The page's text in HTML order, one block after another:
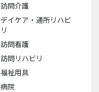
訪問介護
デイケア・通所リハビ
リ
訪問看護
訪問リハビリ
福祉用具
病院